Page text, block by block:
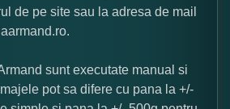
de pe site sau la adresa de mail
sunt executate manual si
pot sa difere cu pana la +/-